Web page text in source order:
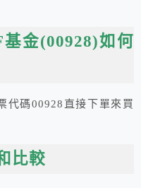
金(00928)如何
代碼00928直接下單來買
比較